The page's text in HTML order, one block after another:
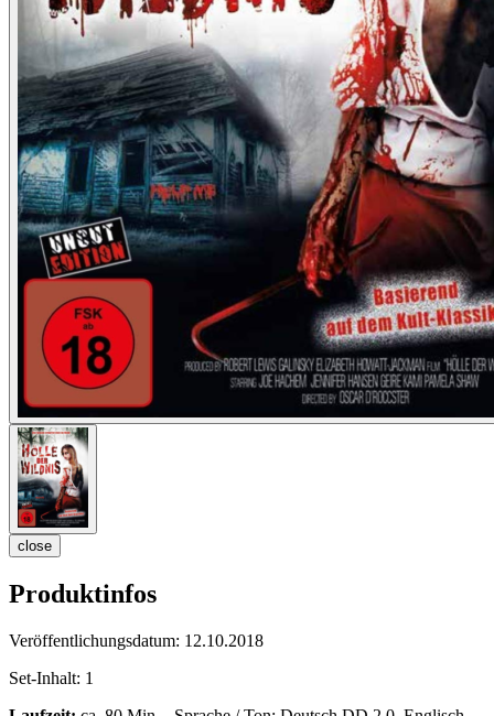
close
Produktinfos
Veröffentlichungsdatum: 12.10.2018
Set-Inhalt: 1